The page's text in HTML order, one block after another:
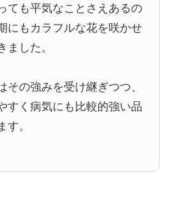
ても平気なことさえあるの
にもカラフルな花を咲かせ
ました。
その強みを受け継ぎつつ、
すく病気にも比較的強い品
す。